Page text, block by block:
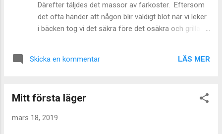
Därefter täljdes det massor av farkoster. Eftersom
det ofta händer att någon blir väldigt blöt när vi leker
i bäcken tog vi det säkra före det osäkra och grillade
föregående vecka men det fanns gott om vatten för
så fram ned pinnar för att putta på! Bara en scout
gå hemåt.
Skicka en kommentar LÄS MER
Mitt första läger
mars 18, 2019